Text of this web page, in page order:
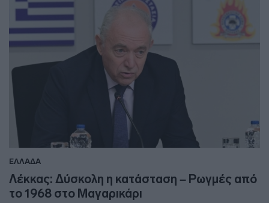
ΕΛΛΑΔΑ
Λέκκας: Δύσκολη η κατάσταση – Ρωγμές από
το 1968 στο Μαγαρικάρι